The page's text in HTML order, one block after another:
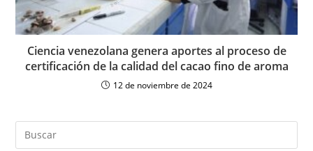
Ciencia venezolana genera aportes al proceso de
certificación de la calidad del cacao fino de aroma
12 de noviembre de 2024